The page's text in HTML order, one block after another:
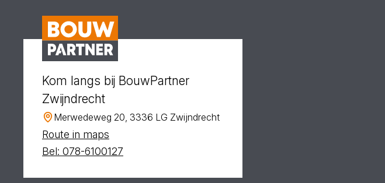
Kom langs bij BouwPartner
Zwijndrecht
Merwedeweg 20, 3336 LG Zwijndrecht
Route in maps
Bel: 078-6100127